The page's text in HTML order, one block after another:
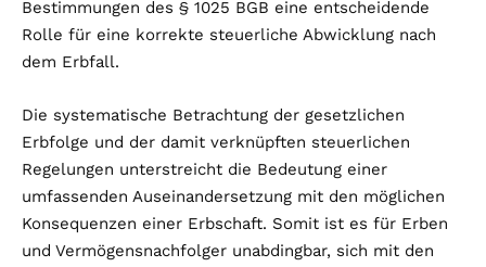
Bestimmungen des § 1025 BGB eine entscheidende
Rolle für eine korrekte steuerliche Abwicklung nach
dem Erbfall.
Die systematische Betrachtung der gesetzlichen
Erbfolge und der damit verknüpften steuerlichen
Regelungen unterstreicht die Bedeutung einer
umfassenden Auseinandersetzung mit den möglichen
Konsequenzen einer Erbschaft. Somit ist es für Erben
und Vermögensnachfolger unabdingbar, sich mit den